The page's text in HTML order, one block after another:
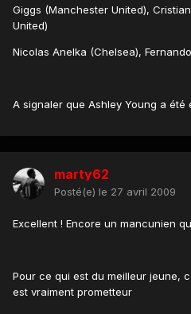
Giggs (Manchester United),
United)
Nicolas Anelka (Chelsea),
A signaler que Ashley Young a été
marty62
Posté(e) le 27 avril 2009
Excellent ! Encore un mancunien
Pour ce qui est du meilleur jeune,
est vraiment prometteur